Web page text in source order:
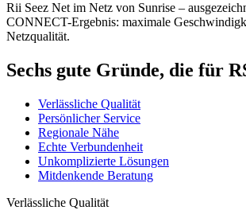
Rii Seez Net im Netz von Sunrise –
CONNECT-Ergebnis: maximale
Netzqualität.
Sechs gute Gründe, die für
Verlässliche Qualität
Persönlicher Service
Regionale Nähe
Echte Verbundenheit
Unkomplizierte Lösungen
Mitdenkende Beratung
Verlässliche Qualität